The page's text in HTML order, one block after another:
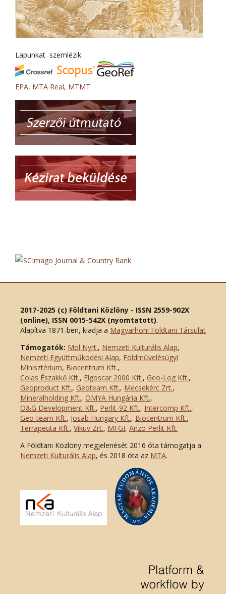
Lapunkat szemlézik:
EPA, MTA Real, MTMT
2017-2025 (c) Földtani Közlöny - ISSN 2559-902X
(online), ISSN 0015-542X (nyomtatott).
Alapítva 1871-ben, kiadja a Magyarhoni Földtani Társulat
Támogatók: Mol Nyrt., Nemzeti Kulturális Alap,
Nemzeti Együttműködési Alap, Földművelésügyi
Minisztérium, Biocentrum Kft.,
Colas Északkő Kft., Elgoscar 2000 Kft., Geo-Log Kft.,
Geoproduct Kft., Geoteam Kft., Mecsekérc Zrt.,
Mineralholding Kft., OMYA Hungária Kft.,
O&G Development Kft., Perlit-92 Kft., Intercomp Kft.,
Geo-team Kft., Josab Hungary Kft., Biocentrum Kft.,
Terrapeuta Kft., Vikuv Zrt., MFGI, Anzo Perlit Kft.
A Földtani Közlöny megjelenését 2016 óta támogatja a
Nemzeti Kulturális Alap, és 2018 óta az MTA.